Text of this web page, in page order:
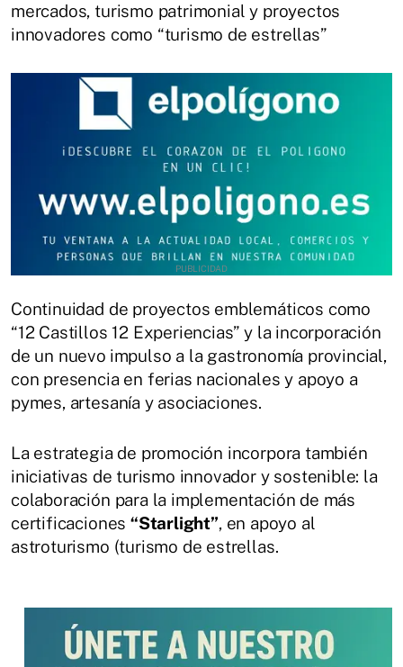
mercados, turismo patrimonial y proyectos
innovadores como “turismo de estrellas”
Continuidad de proyectos emblemáticos como
“12 Castillos 12 Experiencias” y la incorporación
de un nuevo impulso a la gastronomía provincial,
con presencia en ferias nacionales y apoyo a
pymes, artesanía y asociaciones.
La estrategia de promoción incorpora también
iniciativas de turismo innovador y sostenible: la
colaboración para la implementación de más
certificaciones “Starlight”, en apoyo al
astroturismo (turismo de estrellas.